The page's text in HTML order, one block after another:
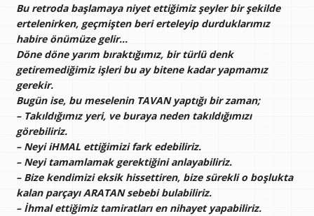
Bu retroda başlamaya niyet ettiğimiz şeyler bir şekilde
ertelenirken, geçmişten beri erteleyip durduklarımız
habire önümüze gelir…
Döne döne yarım bıraktığımız, bir türlü denk
getiremediğimiz işleri bu ay bitene kadar yapmamız
gerekir.
Bugün ise, bu meselenin TAVAN yaptığı bir zaman;
– Takıldığımız yeri, ve buraya neden takıldığımızı
görebiliriz.
– Neyi iHMAL ettiğimizi fark edebiliriz.
– Neyi tamamlamak gerektiğini anlayabiliriz.
– Bize kendimizi eksik hissettiren, bize sürekli o boşlukta
kalan parçayı ARATAN sebebi bulabiliriz.
– İhmal ettiğimiz tamiratları en nihayet yapabiliriz.